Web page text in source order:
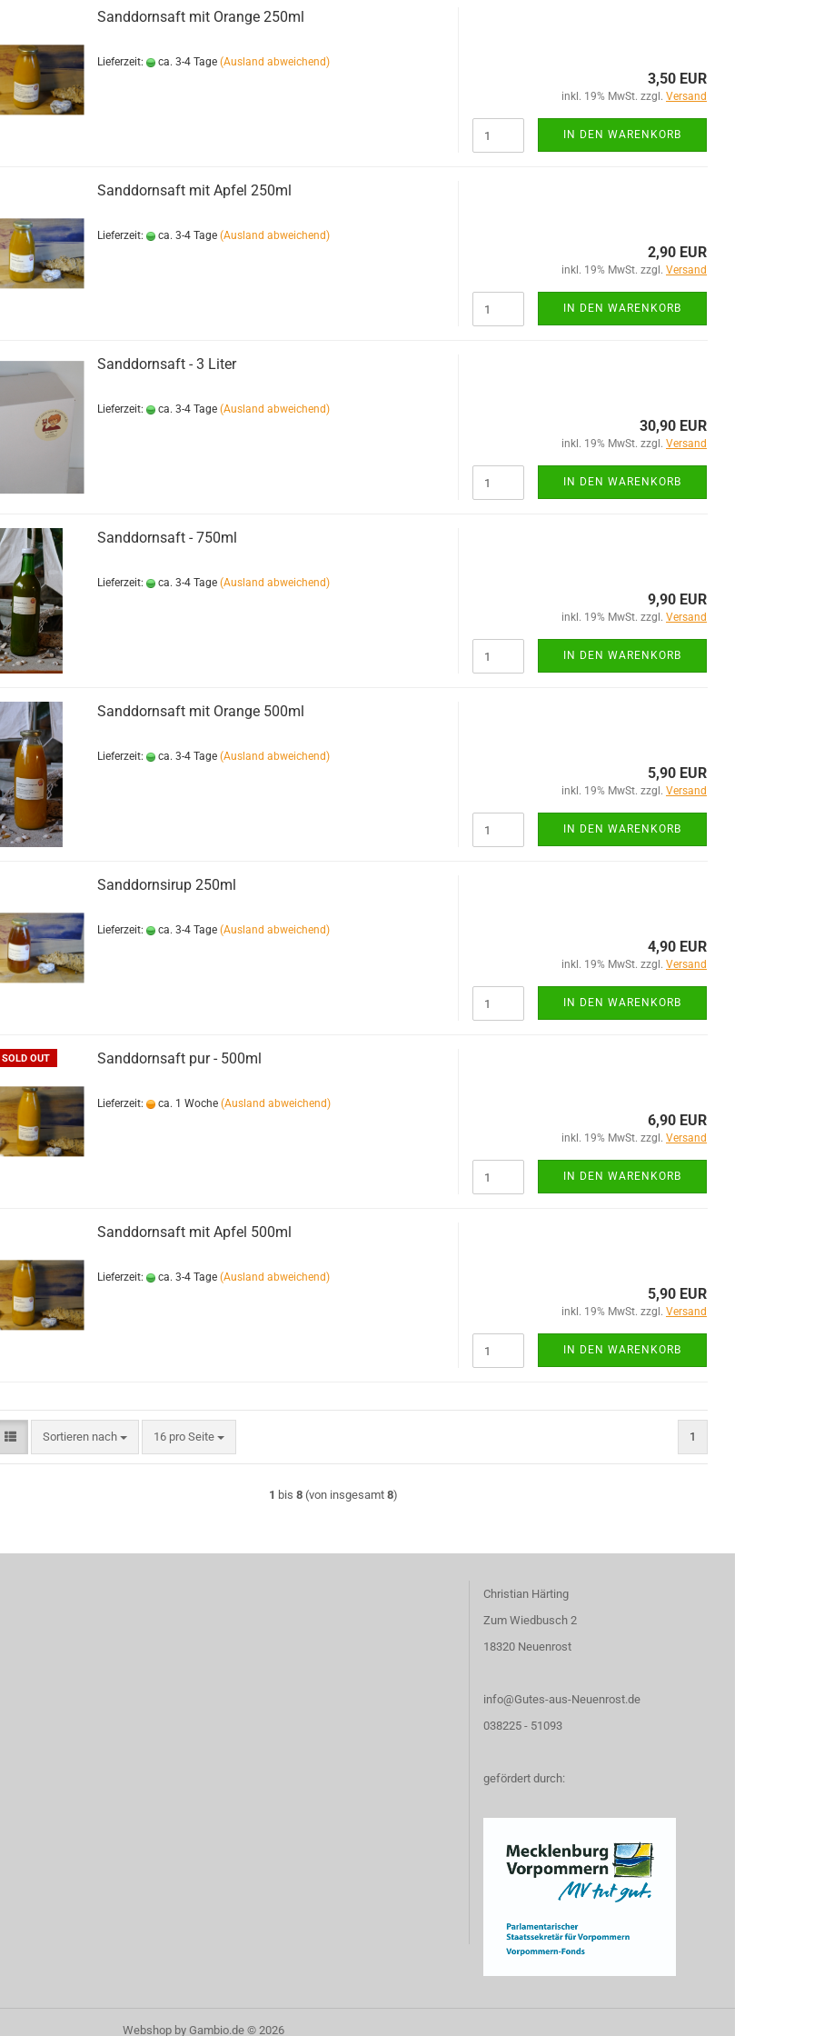
Sanddornsaft mit Orange 250ml
Lieferzeit: ca. 3-4 Tage (Ausland abweichend)
3,50 EUR
inkl. 19% MwSt. zzgl. Versand
IN DEN WARENKORB
Sanddornsaft mit Apfel 250ml
Lieferzeit: ca. 3-4 Tage (Ausland abweichend)
2,90 EUR
inkl. 19% MwSt. zzgl. Versand
IN DEN WARENKORB
Sanddornsaft - 3 Liter
Lieferzeit: ca. 3-4 Tage (Ausland abweichend)
30,90 EUR
inkl. 19% MwSt. zzgl. Versand
IN DEN WARENKORB
Sanddornsaft - 750ml
Lieferzeit: ca. 3-4 Tage (Ausland abweichend)
9,90 EUR
inkl. 19% MwSt. zzgl. Versand
IN DEN WARENKORB
Sanddornsaft mit Orange 500ml
Lieferzeit: ca. 3-4 Tage (Ausland abweichend)
5,90 EUR
inkl. 19% MwSt. zzgl. Versand
IN DEN WARENKORB
Sanddornsirup 250ml
Lieferzeit: ca. 3-4 Tage (Ausland abweichend)
4,90 EUR
inkl. 19% MwSt. zzgl. Versand
IN DEN WARENKORB
SOLD OUT Sanddornsaft pur - 500ml
Lieferzeit: ca. 1 Woche (Ausland abweichend)
6,90 EUR
inkl. 19% MwSt. zzgl. Versand
IN DEN WARENKORB
Sanddornsaft mit Apfel 500ml
Lieferzeit: ca. 3-4 Tage (Ausland abweichend)
5,90 EUR
inkl. 19% MwSt. zzgl. Versand
IN DEN WARENKORB
Sortieren nach
Sortieren nach 16 pro Seite
pro Seite 1
1 bis 8(von insgesamt 8)
Christian Härting
Zum Wiedbusch 2
18320 Neuenrost
info@Gutes-aus-Neuenrost.de
038225 - 51093
gefördert durch:
Webshop by Gambio.de © 2026